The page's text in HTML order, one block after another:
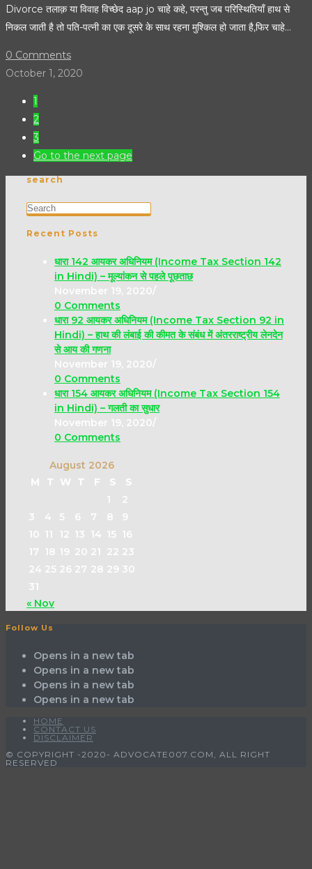
Divorce तलाक़ या विवाह विच्छेद aap jo चाहे कहे, परन्तु जब परिस्थितियाँ हाथ से
निकल जाती है तो पति-पत्नी का एक दूसरे के साथ रहना मुश्किल हो जाता है,फिर चाहे…
0 Comments
October 1, 2020
1
2
3
Go to the next page
search
Recent Posts
धारा 142 आयकर अधिनियम (Income Tax Section 142
in Hindi) – मूल्यांकन से पहले पूछताछ
November 19, 2020/
0 Comments
धारा 92 आयकर अधिनियम (Income Tax Section 92 in
Hindi) – हाथ की लंबाई की कीमत के संबंध में अंतरराष्ट्रीय लेनदेन
से आय की गणना
November 19, 2020/
0 Comments
धारा 154 आयकर अधिनियम (Income Tax Section 154
in Hindi) – गलती का सुधार
November 19, 2020/
0 Comments
August 2026
M
T W T F S
S
1
2
3
4 5 6 7 8
9
10 11 12 13 14 15 16
17 18 19 20 21 22 23
24 25 26 27 28 29 30
31
« Nov
Follow Us
Opens in a new tab
Opens in a new tab
Opens in a new tab
Opens in a new tab
HOME
CONTACT US
DISCLAIMER
© COPYRIGHT -2020- ADVOCATE007.COM, ALL RIGHT
RESERVED